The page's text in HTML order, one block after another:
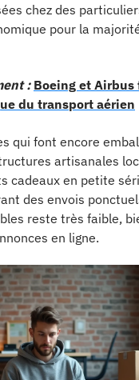
chez des
pour la
: Boeing et Airbus
du transport aérien
qui font encore
artisanales
cadeaux en petite
des envois
reste très faible,
en ligne.